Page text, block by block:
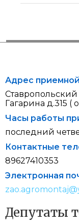
Адрес приемной
Гагарина д.315
Часы работы
последний
Контактные
89627410353
Электронная
Депутаты